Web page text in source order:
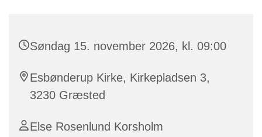
Søndag 15. november 2026, kl. 09:00
Esbønderup Kirke, Kirkepladsen 3,
3230 Græsted
Else Rosenlund Korsholm